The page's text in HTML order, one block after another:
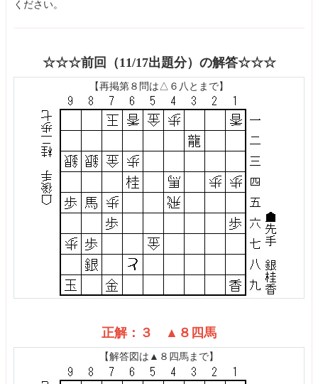
ください。
☆☆☆前回（11/17出題分）の解答☆☆☆
【再掲第８問は△６八とまで】
正解：３ ▲８四馬
【解答図は▲８四馬まで】